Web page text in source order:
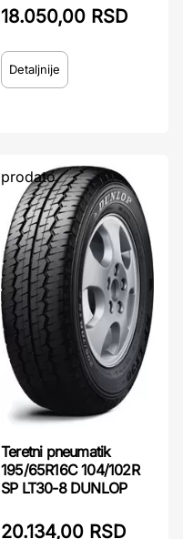
18.050,00 RSD
Detaljnije
prodato
Teretni pneumatik
195/65R16C 104/102R
SP LT30-8 DUNLOP
20.134,00 RSD